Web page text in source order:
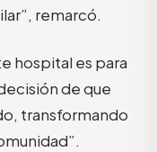
remarcó.
hospital es para
de que
transformando